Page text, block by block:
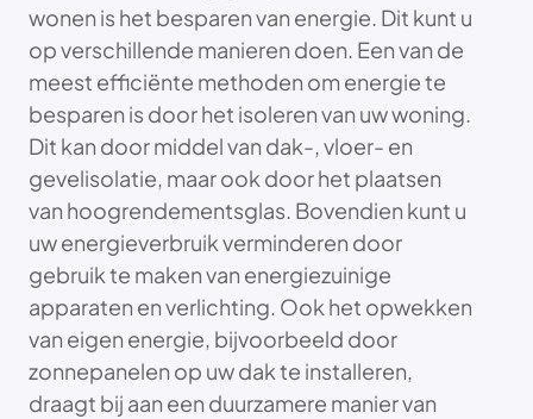
wonen is het besparen van energie. Dit kunt u
op verschillende manieren doen. Een van de
meest efficiënte methoden om energie te
besparen is door het isoleren van uw woning.
Dit kan door middel van dak-, vloer- en
gevelisolatie, maar ook door het plaatsen
van hoogrendementsglas. Bovendien kunt u
uw energieverbruik verminderen door
gebruik te maken van energiezuinige
apparaten en verlichting. Ook het opwekken
van eigen energie, bijvoorbeeld door
zonnepanelen op uw dak te installeren,
draagt bij aan een duurzamere manier van